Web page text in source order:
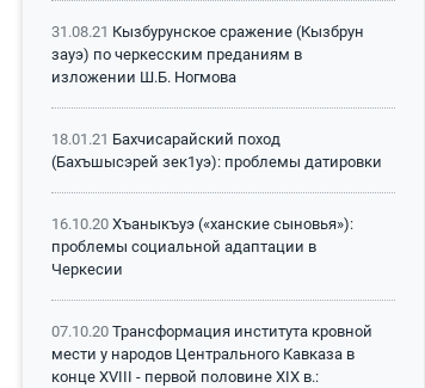
31.08.21 Кызбурунское сражение (Кызбрун
зауэ) по черкесским преданиям в
изложении Ш.Б. Ногмова
18.01.21 Бахчисарайский поход
(Бахъшысэрей зек1уэ): проблемы датировки
16.10.20 Хъаныкъуэ («ханские сыновья»):
проблемы социальной адаптации в
Черкесии
07.10.20 Трансформация института кровной
мести у народов Центрального Кавказа в
конце XVIII - первой половине XIX в.: